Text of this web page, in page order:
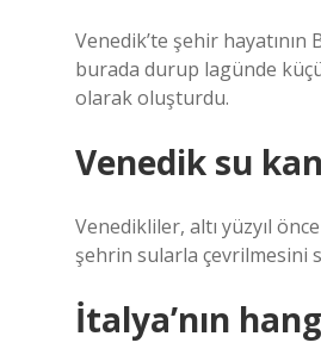
Venedik’te şehir hayatının
burada durup lagünde
olarak oluşturdu.
Venedik su
Venedikliler, altı yüzyıl
şehrin sularla çevrilmesini
İtalya’nın